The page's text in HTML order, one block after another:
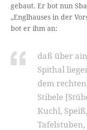
gebaut. Er bot nun
„Englhauses in der
bot er ihm an:
daß über
Spithal
dem
Stibele
Kuchl,